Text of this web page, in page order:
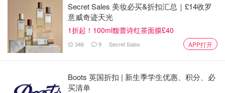
Secret Sales 美妆必买&折扣汇总｜£14收罗
意威奇迹天光
1折起！100ml馥蕾诗红茶面膜£40
346 9 Secret Sales APP打开
Boots 英国折扣 | 新生季学生优惠、积分、必
买清单